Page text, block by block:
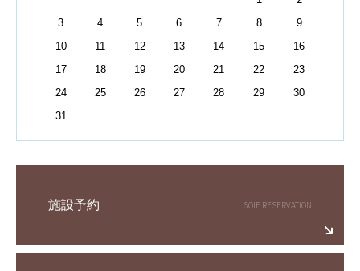
3
4 5 6 7 8
9
10
11 12 13 14 15
16
17
18 19 20 21 22
23
24
25 26 27 28 29
30
31
施設予約